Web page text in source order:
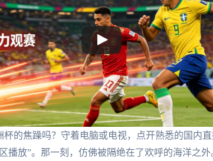
的焦躁吗？守着电脑或电视，点开熟悉的国内
播放”。那一刻，仿佛被隔绝在了欢呼的海洋之